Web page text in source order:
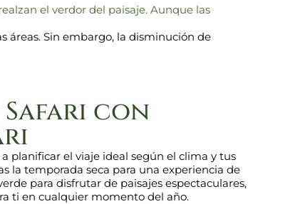
el verdor del paisaje. Aunque las
áreas. Sin embargo, la disminución de
con
planificar el viaje ideal según el clima y tus
la temporada seca para una experiencia de
para disfrutar de paisajes espectaculares,
ti en cualquier momento del año.